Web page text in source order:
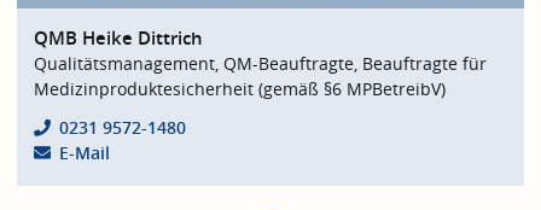
QMB Heike Dittrich
Qualitätsmanagement, QM-Beauftragte, Beauftragte für
Medizinproduktesicherheit (gemäß §6 MPBetreibV)
0231 9572-1480
E-Mail